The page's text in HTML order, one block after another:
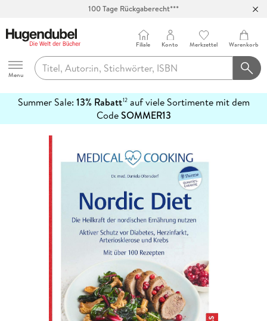
100 Tage Rückgaberecht***
Hugendubel
Menu
Filiale Konto Merkzettel Warenkorb
Summer Sale: 13% Rabatt12auf viele Sortimente mit dem
CodeSOMMER13
erfahren